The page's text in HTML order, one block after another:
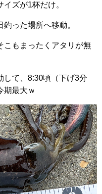
ズが1杯だけ。
った場所へ移動。
こもまったくアタリが無
して、8:30頃（下げ3分
期最大ｗ